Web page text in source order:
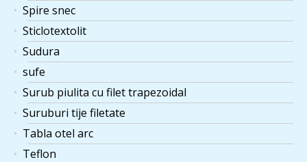
Spire snec
Sticlotextolit
Sudura
sufe
Surub piulita cu filet trapezoidal
Suruburi tije filetate
Tabla otel arc
Teflon